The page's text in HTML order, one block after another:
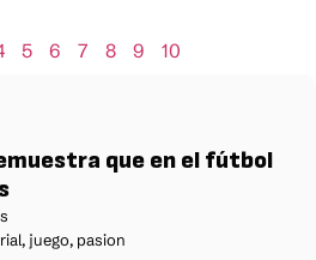
5 6 7 8 9 10
que en el fútbol
, juego, pasion